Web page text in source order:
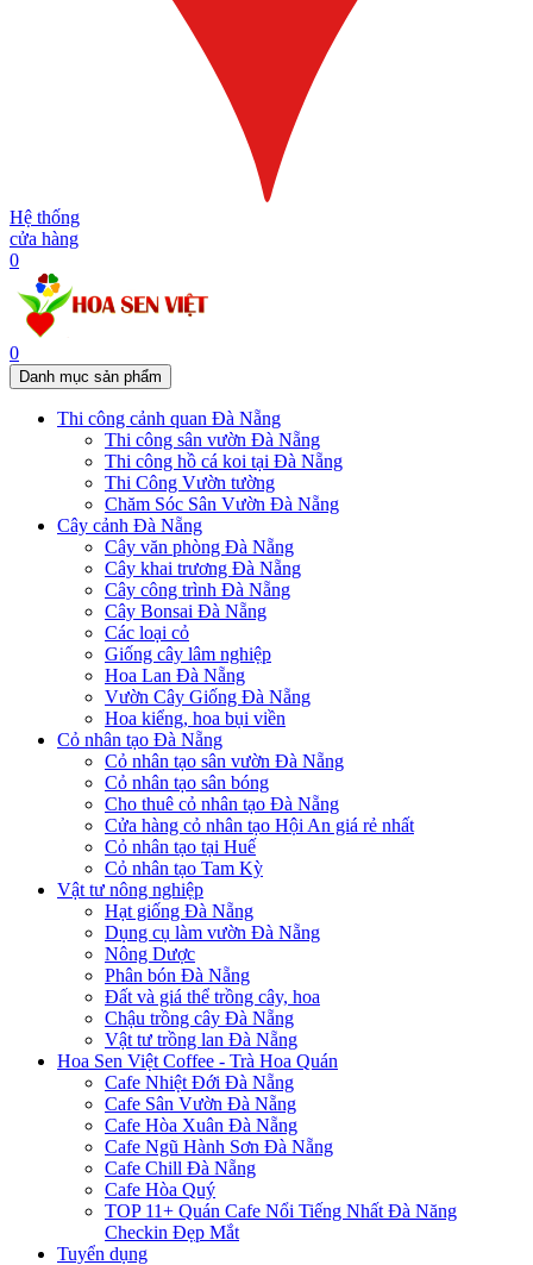
Hệ thống
cửa hàng
0
0
Danh mục sản phẩm
Thi công cảnh quan Đà Nẵng
Thi công sân vườn Đà Nẵng
Thi công hồ cá koi tại Đà Nẵng
Thi Công Vườn tường
Chăm Sóc Sân Vườn Đà Nẵng
Cây cảnh Đà Nẵng
Cây văn phòng Đà Nẵng
Cây khai trương Đà Nẵng
Cây công trình Đà Nẵng
Cây Bonsai Đà Nẵng
Các loại cỏ
Giống cây lâm nghiệp
Hoa Lan Đà Nẵng
Vườn Cây Giống Đà Nẵng
Hoa kiểng, hoa bụi viền
Cỏ nhân tạo Đà Nẵng
Cỏ nhân tạo sân vườn Đà Nẵng
Cỏ nhân tạo sân bóng
Cho thuê cỏ nhân tạo Đà Nẵng
Cửa hàng cỏ nhân tạo Hội An giá rẻ nhất
Cỏ nhân tạo tại Huế
Cỏ nhân tạo Tam Kỳ
Vật tư nông nghiệp
Hạt giống Đà Nẵng
Dụng cụ làm vườn Đà Nẵng
Nông Dược
Phân bón Đà Nẵng
Đất và giá thể trồng cây, hoa
Chậu trồng cây Đà Nẵng
Vật tư trồng lan Đà Nẵng
Hoa Sen Việt Coffee - Trà Hoa Quán
Cafe Nhiệt Đới Đà Nẵng
Cafe Sân Vườn Đà Nẵng
Cafe Hòa Xuân Đà Nẵng
Cafe Ngũ Hành Sơn Đà Nẵng
Cafe Chill Đà Nẵng
Cafe Hòa Quý
TOP 11+ Quán Cafe Nổi Tiếng Nhất Đà Năng
Checkin Đẹp Mắt
Tuyển dụng